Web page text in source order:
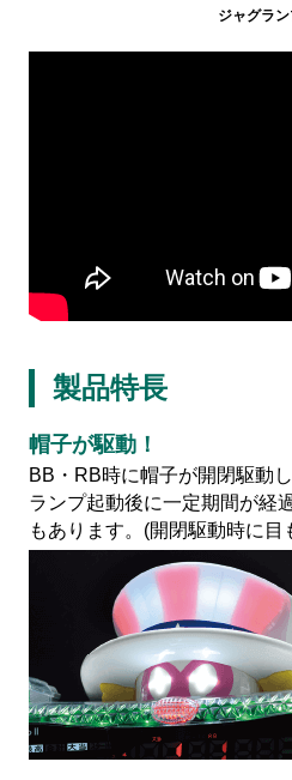
会社情報
株式会社北電子ホールデ
株式会社ゼクロスクリエ
株式会社キタック販売
北電子製品販売ネットワ
採用情報
企業活動
ジャグラ
製品特長
帽子が駆動！
BB・RB時に帽子が開閉駆動し
ランプ起動後に一定期間が経
もあります。(開閉駆動時に目